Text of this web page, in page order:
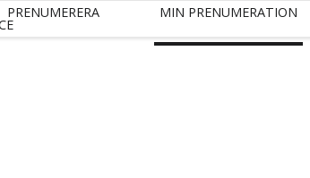
PRENUMERERA MIN PRENUMERATION